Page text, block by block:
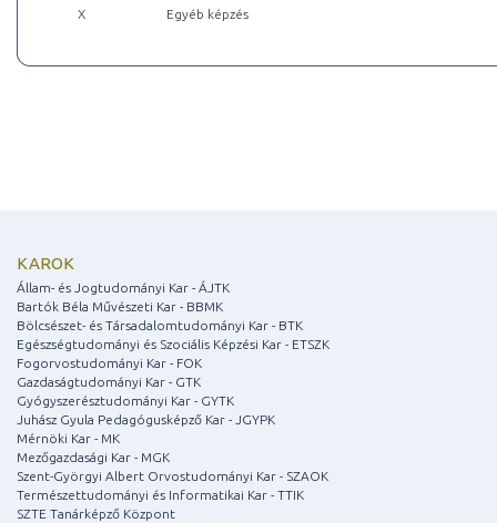
X
Egyéb képzés
KAROK
Állam- és Jogtudományi Kar - ÁJTK
Bartók Béla Művészeti Kar - BBMK
Bölcsészet- és Társadalomtudományi Kar - BTK
Egészségtudományi és Szociális Képzési Kar - ETSZK
Fogorvostudományi Kar - FOK
Gazdaságtudományi Kar - GTK
Gyógyszerésztudományi Kar - GYTK
Juhász Gyula Pedagógusképző Kar - JGYPK
Mérnöki Kar - MK
Mezőgazdasági Kar - MGK
Szent-Györgyi Albert Orvostudományi Kar - SZAOK
Természettudományi és Informatikai Kar - TTIK
SZTE Tanárképző Központ